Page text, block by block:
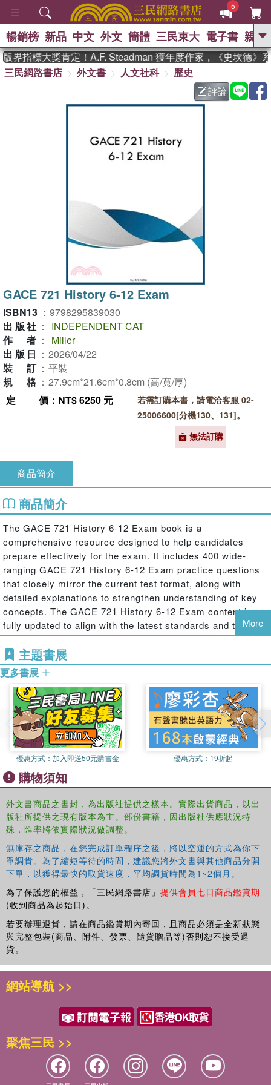
5
GO
熱搜： 東野圭吾 、
父親節 、 花開錦
方念華 、 台灣的
群喵 、 臺灣漫遊錄
暢銷榜 新品 中文 外文 簡體 三民東大 電子書 親子
界指標大獎肯定！A.F. Steadman 獲年度作家，《史坎德》系
三民網路書店
外文書 人文社科
歷史
評論
GACE 721 History 6-12 Exam
ISBN13 ： 9798295839030
出版社 ：
INDEPENDENT CAT
作者 ：
Miller
出版日 ： 2026/04/22
裝訂 ： 平裝
規格 ： 27.9cm*21.6cm*0.8cm (高/寬/厚)
定價 ：NT$ 6250 元
若需訂購本書，請電洽客服 02-
25006600[分機130、131]。
無法訂購
商品簡介
商品簡介
The GACE 721 History 6-12 Exam book is a
comprehensive resource designed to help candidates
prepare effectively for the exam. It includes 400 wide-
ranging GACE 721 History 6-12 Exam practice questions
that closely mirror the current test format, along with
detailed explanations to strengthen understanding of key
concepts. The GACE 721 History 6-12 Exam content is
fully updated to align with the latest standards and testing
guidelines. This makes it an ideal tool for both review and
targeted study preparation.
More
主題書展
更多書展
優惠方式： 加入即送50元購書金 優惠方式： 19折起
購物須知
外文書商品之書封，為出版社提供之樣本。實際出貨商品，以出
版社所提供之現有版本為主。部份書籍，因出版社供應狀況特
殊，匯率將依實際狀況做調整。
無庫存之商品，在您完成訂單程序之後，將以空運的方式為你下
單調貨。為了縮短等待的時間，建議您將外文書與其他商品分開
下單，以獲得最快的取貨速度，平均調貨時間為1~2個月。
為了保護您的權益，「三民網路書店」 提供會員七日商品鑑賞期
(收到商品為起始日)。
若要辦理退貨，請在商品鑑賞期內寄回，且商品必須是全新狀態
與完整包裝(商品、附件、發票、隨貨贈品等)否則恕不接受退
貨。
網站導航 >>
聚焦三民 >>